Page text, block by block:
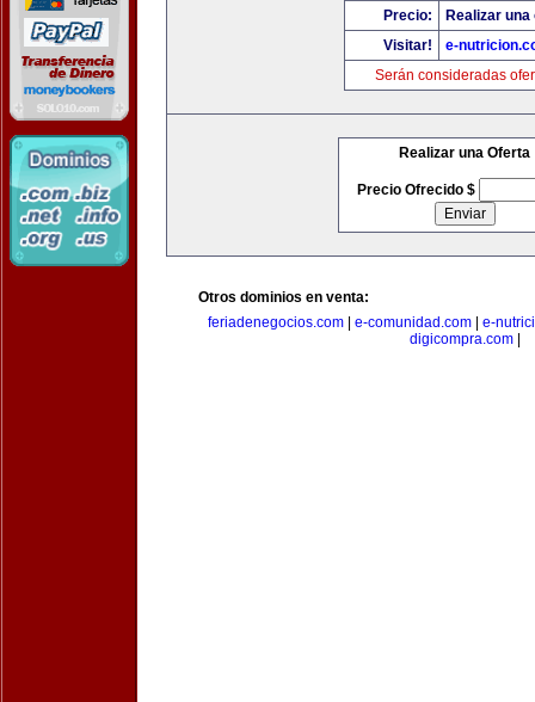
Precio:
Realizar
Visitar!
e-
Serán consideradas
Realizar una Oferta
Precio Ofrecido $
Otros dominios en venta:
feriadenegocios.com| e-comunidad.com| e-
digicompra.com|